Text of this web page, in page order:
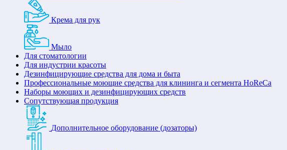
Крема для рук
Мыло
Для стоматологии
Для индустрии красоты
Дезинфицирующие средства для дома и быта
Профессиональные моющие средства для клининга и сегмента HoReCa
Наборы моющих и дезинфицирующих средств
Сопутствующая продукция
Дополнительное оборудование (дозаторы)